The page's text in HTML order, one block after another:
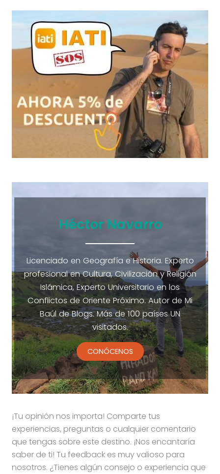
Héctor Navarro
Licenciado en Geografía e Historia. Experto
profesional en Cultura, Civilización y Religión
Islámica, Experto Universitario en los
Conflictos de Oriente Próximo. Autor de Mi
Baúl de Blogs. Más de 100 países UN
visitados.
CONÓCENOS
¡Tu opinión nos importa! Comparte tus
experiencias, preguntas o cualquier comentario
que tengas sobre este destino. ¡Nos encantaría
saber de ti! Tu feedback es muy valioso para
nosotros. ¿Tienes algún consejo o experiencia que